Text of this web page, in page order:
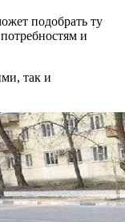
подобрать ту
и
так и